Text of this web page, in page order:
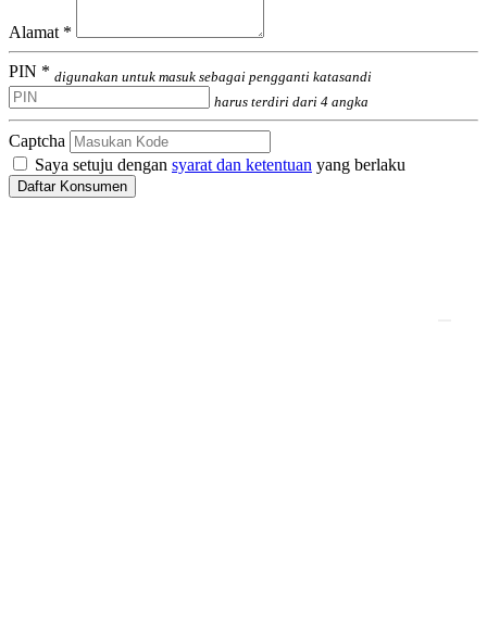
Alamat *
PIN * digunakan untuk masuk sebagai pengganti katasandi
harus terdiri dari 4 angka
Captcha
Saya setuju dengan syarat dan ketentuan yang berlaku
Daftar Konsumen